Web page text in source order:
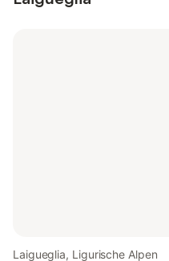
Laigueglia, Ligurische Alpen